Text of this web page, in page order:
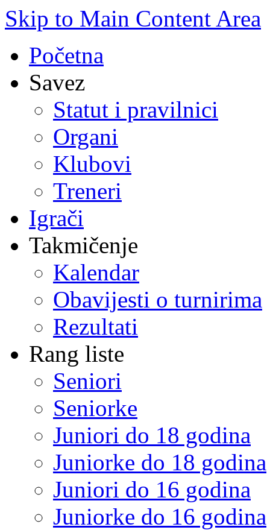
Skip to Main Content Area
Početna
Savez
Statut i pravilnici
Organi
Klubovi
Treneri
Igrači
Takmičenje
Kalendar
Obavijesti o turnirima
Rezultati
Rang liste
Seniori
Seniorke
Juniori do 18 godina
Juniorke do 18 godina
Juniori do 16 godina
Juniorke do 16 godina